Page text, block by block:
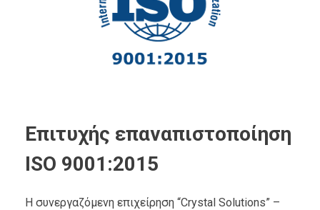
Επιτυχής επαναπιστοποίηση
ISO 9001:2015
Η συνεργαζόμενη επιχείρηση “Crystal Solutions” –